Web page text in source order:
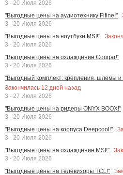
3 - 20 Июля 2026
"Выгодные цены на аудиотехнику Fifine!"
3 - 20 Июля 2026
"Выгодные цены на ноутбуки MSI!"
3 - 20 Июля 2026
"Выгодные цены на охлаждение Cougar!"
3 - 20 Июля 2026
"Выгодный комплект: крепления, шлемы
Закончилась 12 дней назад
3 - 27 Июля 2026
"Выгодные цены на ридеры ONYX BOOX!"
3 - 20 Июля 2026
"Выгодные цены на корпуса Deepcool!"
3 - 20 Июля 2026
"Выгодные цены на охлаждение MSI!"
3 - 20 Июля 2026
"Выгодные цены на телевизоры TCL!"